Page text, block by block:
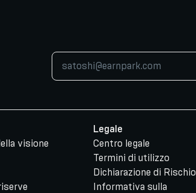
visione
Legale
Centro legale
Termini di utilizzo
Dichiarazione di Rischio
Informativa sulla